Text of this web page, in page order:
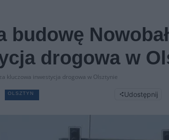
budowę
drogowa w
kluczowa inwestycja drogowa w Olsztynie
OLSZTYN Udostępnij